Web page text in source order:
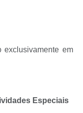
exclusivamente em
Especiais